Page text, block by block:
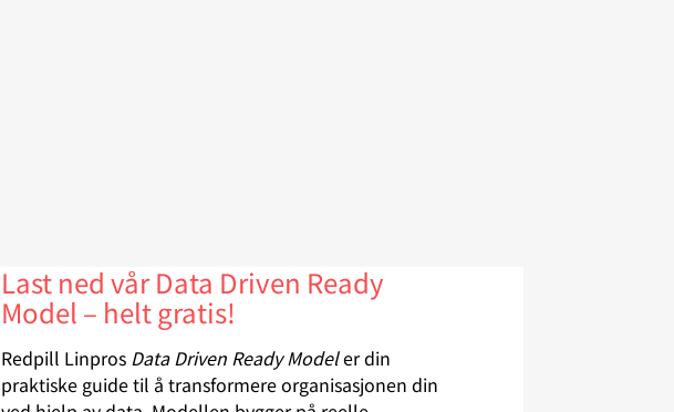
Last ned vår Data Driven Ready
Model – helt gratis!
Redpill Linpros Data Driven Ready Modeler din
praktiske guide til å transformere organisasjonen din